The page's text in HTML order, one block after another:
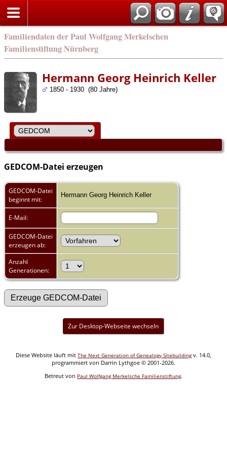
Familiendaten der Paul Wolfgang Merkelschen
Familienstiftung Nürnberg
Hermann Georg Heinrich Keller
1850 - 1930 (80 Jahre)
GEDCOM-Datei erzeugen
GEDCOM-Datei
beginnt mit:
Hermann Georg Heinrich Keller
E-Mail:
GEDCOM-Datei
erzeugen ab:
Anzahl
Generationen:
Zur Desktop-Webseite wechseln
Diese Website läuft mit The Next Generation of Genealogy Sitebuildingv. 14.0,
programmiert von Darrin Lythgoe © 2001-2026.
Betreut von Paul Wolfgang Merkelsche Familienstiftung.